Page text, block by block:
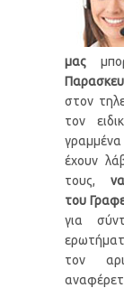
μας
στον
τον
έχουν
τους,
του
για
τον